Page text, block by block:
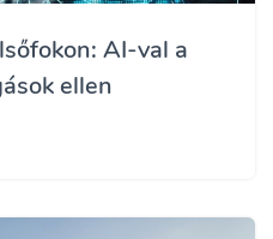
AI-val a
ellen